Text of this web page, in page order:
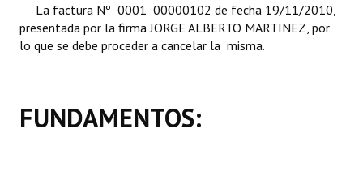
Organigrama
DOCUMENTOS
Proyectos Presentados
La factura Nº 0001  00000102 de fecha 19/11/2010,
presentada por la firma JORGE ALBERTO MARTINEZ, por
lo que se debe proceder a cancelar la misma.
FUNDAMENTOS: